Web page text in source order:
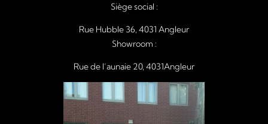
Siège social :
Rue Hubble 36, 4031 Angleur
Showroom :
Rue de l’aunaie 20, 4031Angleur